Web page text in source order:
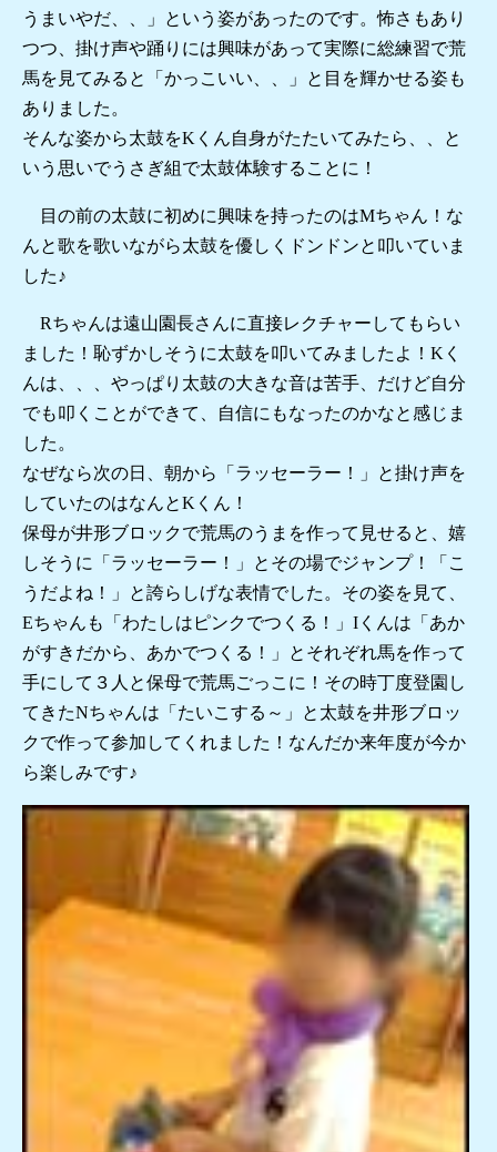
うまいやだ、、」という姿があったのです。怖さもあり
つつ、掛け声や踊りには興味があって実際に総練習で荒
馬を見てみると「かっこいい、、」と目を輝かせる姿も
ありました。
そんな姿から太鼓をKくん自身がたたいてみたら、、と
いう思いでうさぎ組で太鼓体験することに！
目の前の太鼓に初めに興味を持ったのはMちゃん！な
んと歌を歌いながら太鼓を優しくドンドンと叩いていま
した♪
Rちゃんは遠山園長さんに直接レクチャーしてもらい
ました！恥ずかしそうに太鼓を叩いてみましたよ！Kく
んは、、、やっぱり太鼓の大きな音は苦手、だけど自分
でも叩くことができて、自信にもなったのかなと感じま
した。
なぜなら次の日、朝から「ラッセーラー！」と掛け声を
していたのはなんとKくん！
保母が井形ブロックで荒馬のうまを作って見せると、嬉
しそうに「ラッセーラー！」とその場でジャンプ！「こ
うだよね！」と誇らしげな表情でした。その姿を見て、
Eちゃんも「わたしはピンクでつくる！」Iくんは「あか
がすきだから、あかでつくる！」とそれぞれ馬を作って
手にして３人と保母で荒馬ごっこに！その時丁度登園し
てきたNちゃんは「たいこする～」と太鼓を井形ブロッ
クで作って参加してくれました！なんだか来年度が今か
ら楽しみです♪